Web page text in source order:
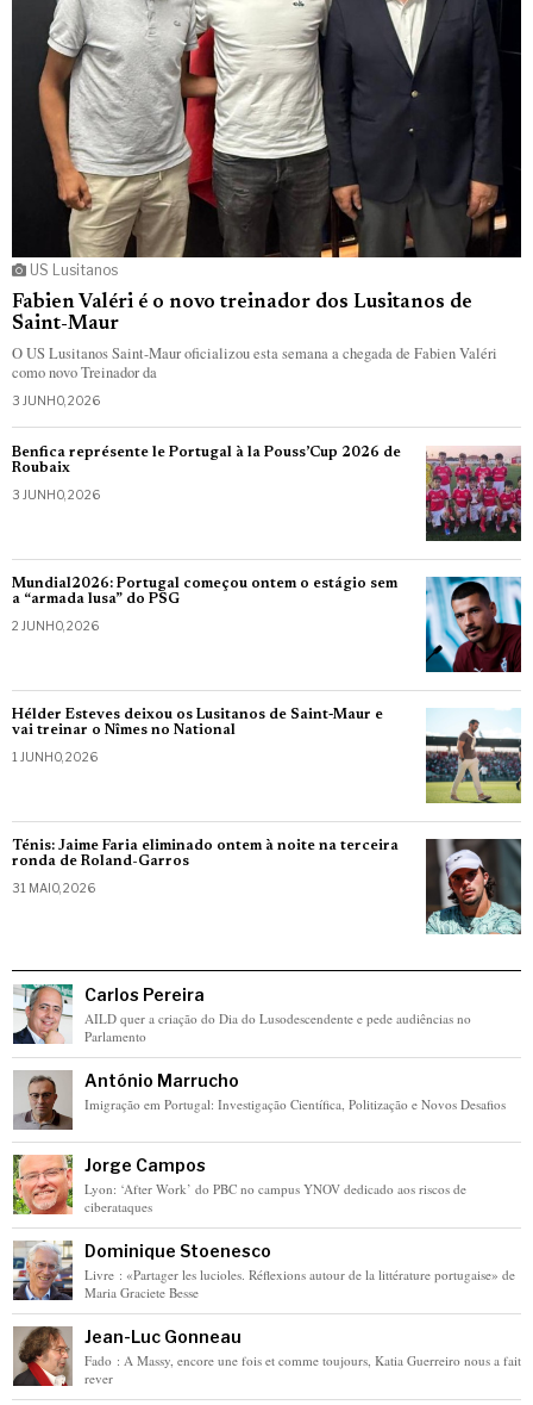
US Lusitanos
Fabien Valéri é o novo treinador dos Lusitanos de
Saint-Maur
O US Lusitanos Saint-Maur oficializou esta semana a chegada de Fabien Valéri
como novo Treinador da
3 JUNHO, 2026
Benfica représente le Portugal à la Pouss’Cup 2026 de
Roubaix
3 JUNHO, 2026
Mundial2026: Portugal começou ontem o estágio sem
a “armada lusa” do PSG
2 JUNHO, 2026
Hélder Esteves deixou os Lusitanos de Saint‑Maur e
vai treinar o Nîmes no National
1 JUNHO, 2026
Ténis: Jaime Faria eliminado ontem à noite na terceira
ronda de Roland-Garros
31 MAIO, 2026
Carlos Pereira
AILD quer a criação do Dia do Lusodescendente e pede audiências no
Parlamento
António Marrucho
Imigração em Portugal: Investigação Científica, Politização e Novos Desafios
Jorge Campos
Lyon: ‘After Work’ do PBC no campus YNOV dedicado aos riscos de
ciberataques
Dominique Stoenesco
Livre : «Partager les lucioles. Réflexions autour de la littérature portugaise» de
Maria Graciete Besse
Jean-Luc Gonneau
Fado : A Massy, encore une fois et comme toujours, Katia Guerreiro nous a fait
rever